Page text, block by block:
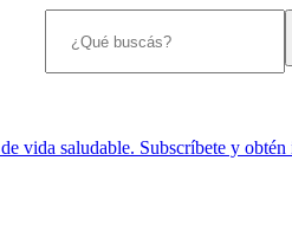
vida saludable. Subscríbete y